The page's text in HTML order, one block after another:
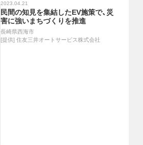
2023.04.21
民間の知見を集結したEV施策で、災
害に強いまちづくりを推進
長崎県西海市
[提供] 住友三井オートサービス株式会社